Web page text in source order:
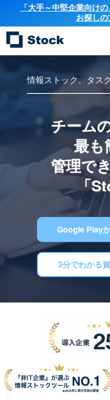
「大手～中堅企業向け
お探し
情報ストック、タス
チーム
最も
管理で
「
Google Play
3分でわかる